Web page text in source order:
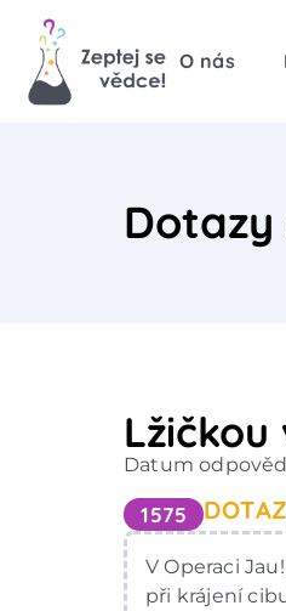
O nás
Datum
1575
V Operaci
při krájení